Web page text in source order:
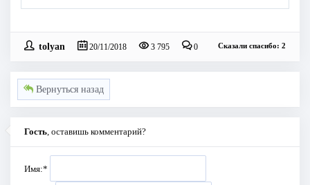
tolyan 20/11/2018 3 795 0 Сказали спасибо: 2
Вернуться назад
Гость , оставишь комментарий?
Имя:*